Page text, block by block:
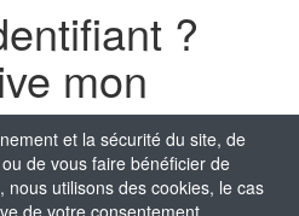
et la sécurité du site, de
de vous faire bénéficier de
nous utilisons des cookies, le cas
de votre consentement.
?
mon